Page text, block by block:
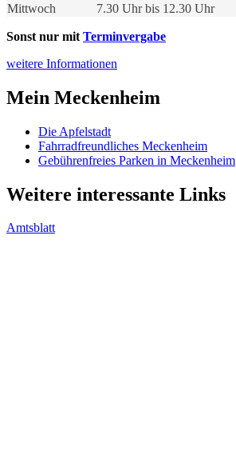
Mittwoch
7.30 Uhr bis 12.30 Uhr
Sonst nur mit Terminvergabe
weitere Informationen
Mein Meckenheim
Die Apfelstadt
Fahrradfreundliches Meckenheim
Gebührenfreies Parken in Meckenheim
Weitere interessante Links
Amtsblatt